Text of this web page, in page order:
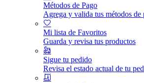
Métodos de Pago
Agrega y valida tus métodos de
Mi lista de Favoritos
Guarda y revisa tus productos
Sigue tu pedido
Revisa el estado actual de tu